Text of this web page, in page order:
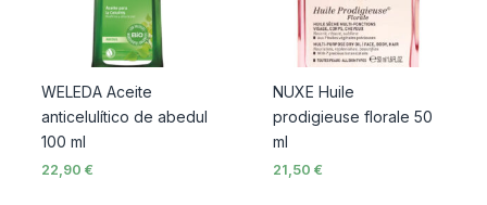
WELEDA Aceite
anticelulítico de abedul
100 ml
22,90€
NUXE Huile
prodigieuse florale 50
ml
21,50 €